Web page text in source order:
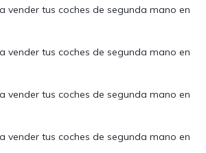
vender tus coches de segunda mano en
vender tus coches de segunda mano en
vender tus coches de segunda mano en
vender tus coches de segunda mano en